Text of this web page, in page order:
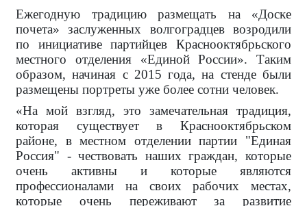
Ежегодную традицию размещать на «Доске
почета» заслуженных волгоградцев возродили
по инициативе партийцев Краснооктябрьского
местного отделения «Единой России». Таким
образом, начиная с 2015 года, на стенде были
размещены портреты уже более сотни человек.
«На мой взгляд, это замечательная традиция,
которая существует в Краснооктябрьском
районе, в местном отделении партии "Единая
Россия" - чествовать наших граждан, которые
очень активны и которые являются
профессионалами на своих рабочих местах,
которые очень переживают за развитие